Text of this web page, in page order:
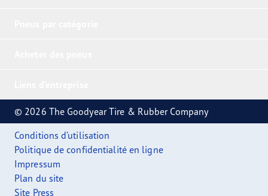
© 2026 The Goodyear Tire & Rubber Company
Conditions d’utilisation
Politique de confidentialité en ligne
Impressum
Plan du site
Site Press